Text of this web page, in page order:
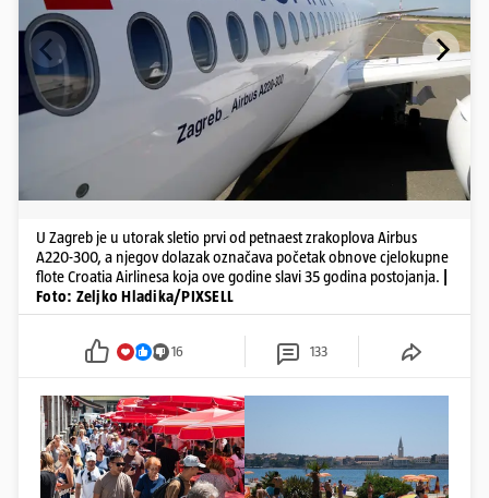
U Zagreb je u utorak sletio prvi od petnaest zrakoplova Airbus
A220-300, a njegov dolazak označava početak obnove cjelokupne
flote Croatia Airlinesa koja ove godine slavi 35 godina postojanja.
Foto: Zeljko Hladika/PIXSELL
16 133